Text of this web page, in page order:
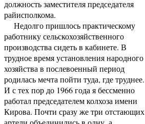
должность заместителя председателя
райисполкома.
Недолго пришлось практическому
работнику сельскохозяйственного
производства сидеть в кабинете. В
трудное время установления народного
хозяйства в послевоенный период
родилась мечта пойти туда, где труднее.
И с тех пор до 1966 года я бессменно
работал председателем колхоза имени
Кирова. Почти сразу же три отстающих